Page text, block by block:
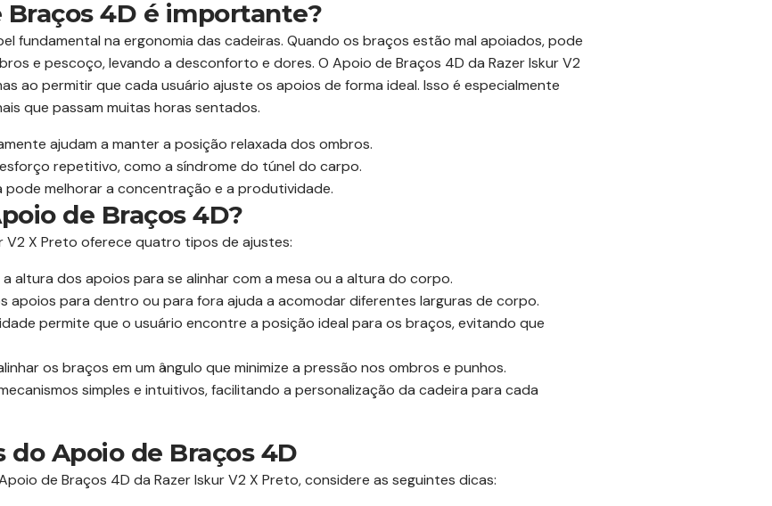
Braços 4D é importante?
fundamental na ergonomia das cadeiras. Quando os braços estão mal apoiados, pode
e pescoço, levando a desconforto e dores. O Apoio de Braços 4D da Razer Iskur V2
ao permitir que cada usuário ajuste os apoios de forma ideal. Isso é especialmente
que passam muitas horas sentados.
ajudam a manter a posição relaxada dos ombros.
repetitivo, como a síndrome do túnel do carpo.
melhorar a concentração e a produtividade.
de Braços 4D?
V2 X Preto oferece quatro tipos de ajustes:
altura dos apoios para se alinhar com a mesa ou a altura do corpo.
apoios para dentro ou para fora ajuda a acomodar diferentes larguras de corpo.
permite que o usuário encontre a posição ideal para os braços, evitando que
os braços em um ângulo que minimize a pressão nos ombros e punhos.
simples e intuitivos, facilitando a personalização da cadeira para cada
Apoio de Braços 4D
de Braços 4D da Razer Iskur V2 X Preto, considere as seguintes dicas: